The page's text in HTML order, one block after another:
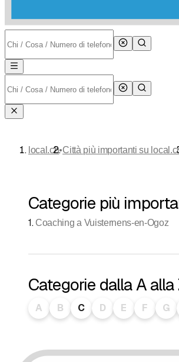
Categorie più
1. Coaching a Vuisternens-en-Ogoz
Categorie dalla A alla
A B C D E F G
local.ch•Città più importanti su